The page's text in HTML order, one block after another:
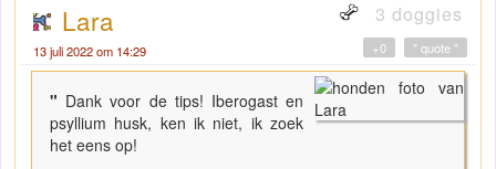
Lara 3 doggies
13 juli 2022 om 14:29 " quote "
+0
" Dank voor de tips! Iberogast en
psyllium husk, ken ik niet, ik zoek
het eens op!